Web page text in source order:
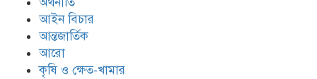
আইন বিচার
আন্তজার্তিক
আরো
কৃষি ও ক্ষেত-খামার